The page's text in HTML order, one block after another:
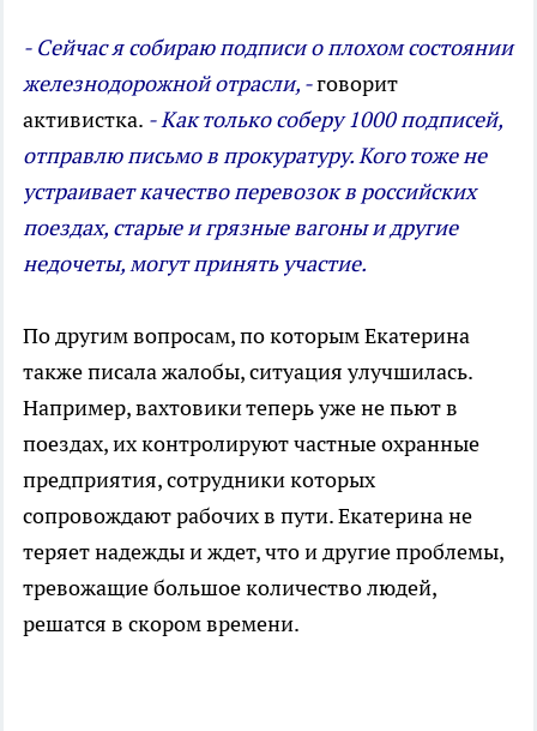
- Сейчас я собираю подписи о плохом состоянии
железнодорожной отрасли, -говорит
активистка. - Как только соберу 1000 подписей,
отправлю письмо в прокуратуру. Кого тоже не
устраивает качество перевозок в российских
поездах, старые и грязные вагоны и другие
недочеты, могут принять участие.
По другим вопросам, по которым Екатерина
также писала жалобы, ситуация улучшилась.
Например, вахтовики теперь уже не пьют в
поездах, их контролируют частные охранные
предприятия, сотрудники которых
сопровождают рабочих в пути. Екатерина не
теряет надежды и ждет, что и другие проблемы,
тревожащие большое количество людей,
решатся в скором времени.